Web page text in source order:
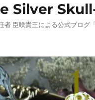
Silver
臣咲貴王による公式ブログ